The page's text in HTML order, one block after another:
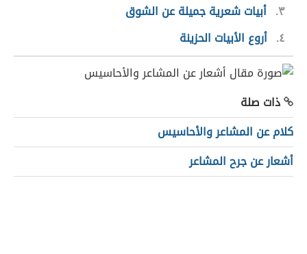
٣ أبيات شعرية جميلة عن الشوق
٤ أروع الأبيات الحزينة
ذات صلة
كلام عن المشاعر والأحاسيس
أشعار عن جرح المشاعر